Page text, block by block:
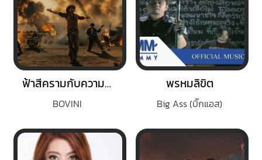
ฟ้าสีครามกับความเป็นจริง
BOVINI
พรหมลิขิต
Big Ass (บิ๊กแอส)